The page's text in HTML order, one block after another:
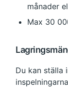
månader
Max 30
Du kan ställa